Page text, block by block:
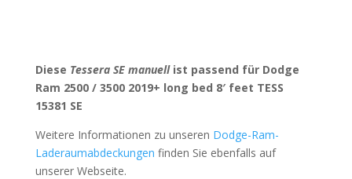
Diese Tessera SE manuellist passend für Dodge
Ram 2500 / 3500 2019+ long bed 8′ feet TESS
15381 SE
Weitere Informationen zu unseren Dodge-Ram-
Laderaumabdeckungen finden Sie ebenfalls auf
unserer Webseite.